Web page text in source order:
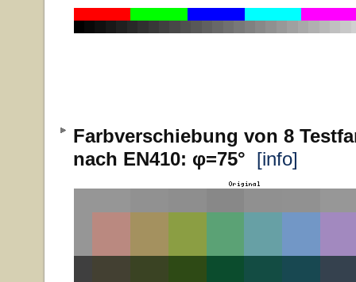
Farbverschiebung von 8
nach EN410: φ=75° [info]